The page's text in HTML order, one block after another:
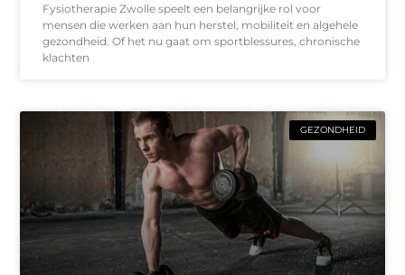
Fysiotherapie Zwolle speelt een belangrijke rol voor
mensen die werken aan hun herstel, mobiliteit en algehele
gezondheid. Of het nu gaat om sportblessures, chronische
klachten
GEZONDHEID